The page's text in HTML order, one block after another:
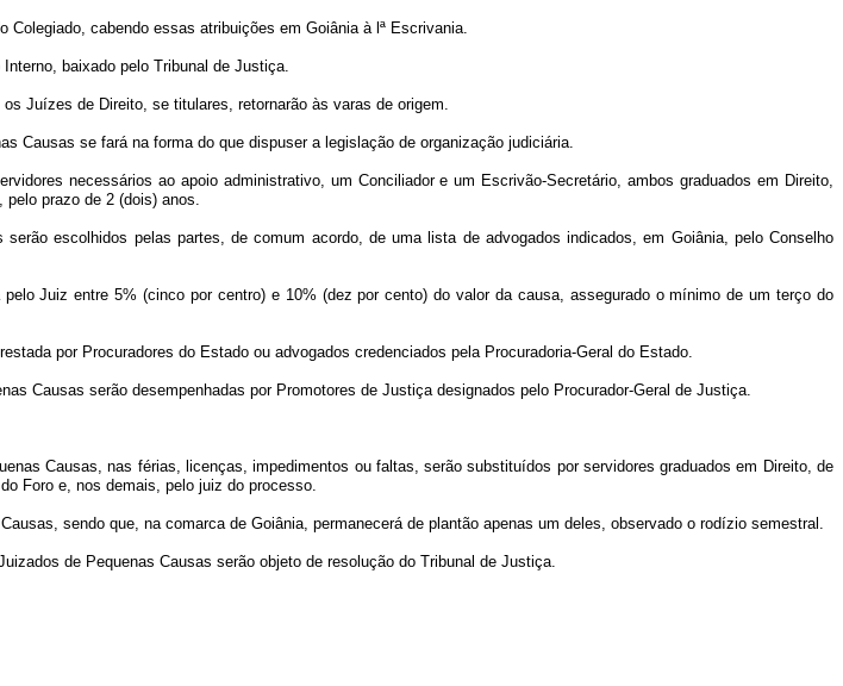
Colegiado, cabendo essas atribuições em Goiânia à lª Escrivania.
baixado pelo Tribunal de Justiça.
Juízes de Direito, se titulares, retornarão às varas de origem.
Causas se fará na forma do que dispuser a legislação de organização judiciária.
necessários ao apoio administrativo, um Conciliador e um Escrivão-Secretário, ambos graduados em Direito,
prazo de 2 (dois) anos.
escolhidos pelas partes, de comum acordo, de uma lista de advogados indicados, em Goiânia, pelo Conselho
Juiz entre 5% (cinco por centro) e 10% (dez por cento) do valor da causa, assegurado o mínimo de um terço do
por Procuradores do Estado ou advogados credenciados pela Procuradoria-Geral do Estado.
Causas serão desempenhadas por Promotores de Justiça designados pelo Procurador-Geral de Justiça.
Causas, nas férias, licenças, impedimentos ou faltas, serão substituídos por servidores graduados em Direito, de
Foro e, nos demais, pelo juiz do processo.
sendo que, na comarca de Goiânia, permanecerá de plantão apenas um deles, observado o rodízio semestral.
de Pequenas Causas serão objeto de resolução do Tribunal de Justiça.